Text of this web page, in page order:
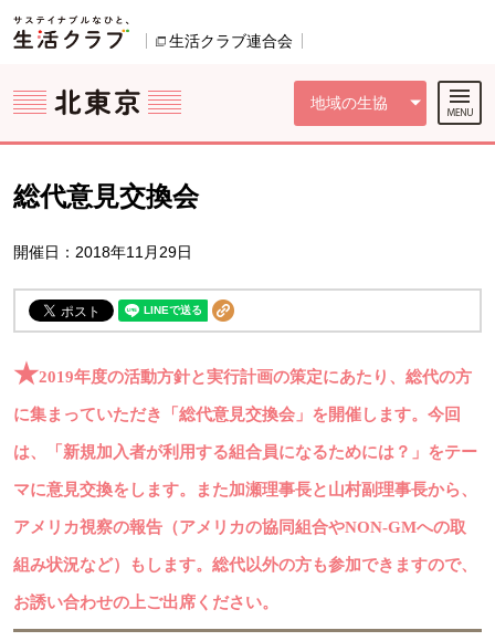
ページの先頭です。
生活クラブ連合会
地域の生協
ここからサイト内共通メニューです。
サイト内共通メニューをスキップする
サイト内共通メニューここまで。
総代意見交換会
開催日：2018年11月29日
★2019年度の活動方針と実行計画の策定にあたり、総代の方
に集まっていただき「総代意見交換会」を開催します。今回
は、「新規加入者が利用する組合員になるためには？」をテー
マに意見交換をします。また加瀬理事長と山村副理事長から、
アメリカ視察の報告（アメリカの協同組合やNON-GMへの取
組み状況など）もします。総代以外の方も参加できますので、
お誘い合わせの上ご出席ください。